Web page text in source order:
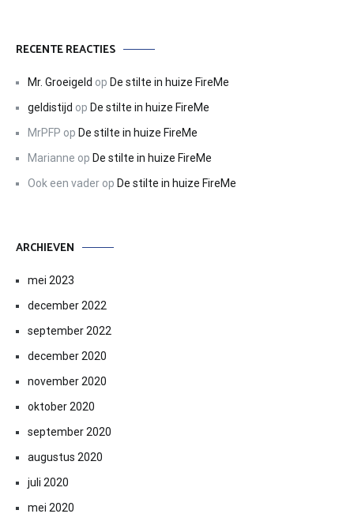
RECENTE REACTIES
Mr. Groeigeld op De stilte in huize FireMe
geldistijd op De stilte in huize FireMe
MrPFP op De stilte in huize FireMe
Marianne op De stilte in huize FireMe
Ook een vader op De stilte in huize FireMe
ARCHIEVEN
mei 2023
december 2022
september 2022
december 2020
november 2020
oktober 2020
september 2020
augustus 2020
juli 2020
mei 2020